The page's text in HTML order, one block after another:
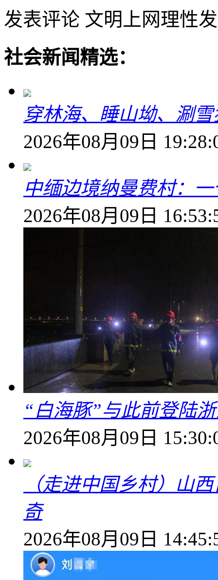
发表评论 文明上网理性
社会新闻精选：
穿林海、睡山坳、涮
2026年08月09日
中缅边境纳曼费村：
2026年08月09日
“白海豚”与此前登陆
2026年08月09日
（走进中国乡村）山
奇
2026年08月09日